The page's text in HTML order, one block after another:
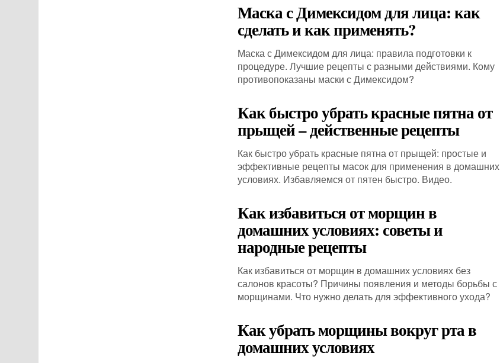
Маска с Димексидом для лица: как
сделать и как применять?
Маска с Димексидом для лица: правила подготовки к
процедуре. Лучшие рецепты с разными действиями. Кому
противопоказаны маски с Димексидом?
Как быстро убрать красные пятна от
прыщей – действенные рецепты
Как быстро убрать красные пятна от прыщей: простые и
эффективные рецепты масок для применения в домашних
условиях. Избавляемся от пятен быстро. Видео.
Как избавиться от морщин в
домашних условиях: советы и
народные рецепты
Как избавиться от морщин в домашних условиях без
салонов красоты? Причины появления и методы борьбы с
морщинами. Что нужно делать для эффективного ухода?
Как убрать морщины вокруг рта в
домашних условиях